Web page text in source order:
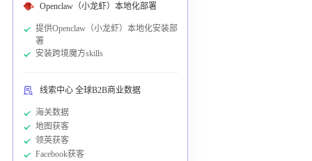
Openclaw（小龙虾）本地化部署
提供Openclaw（小龙虾）本地化安装部
署
安装跨境魔方skills
线索中心 全球B2B商业数据
海关数据
地图获客
领英获客
Facebook获客